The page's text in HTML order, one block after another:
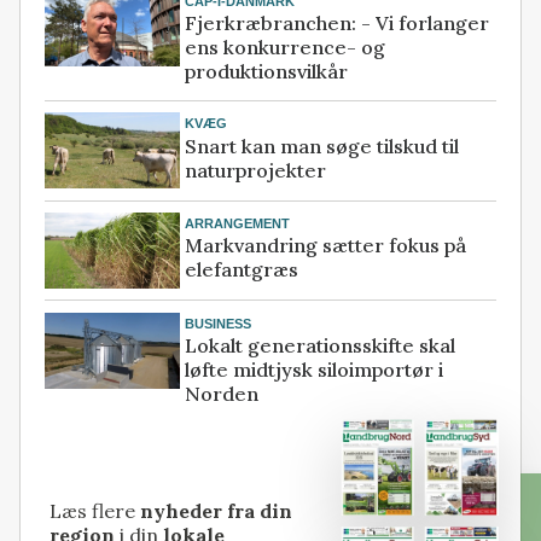
Fjerkræbranchen: - Vi forlanger
ens konkurrence- og
produktionsvilkår
KVÆG
Snart kan man søge tilskud til
naturprojekter
ARRANGEMENT
Markvandring sætter fokus på
elefantgræs
BUSINESS
Lokalt generationsskifte skal
løfte midtjysk siloimportør i
Norden
Læs flere nyheder fra din
region i dinlokale